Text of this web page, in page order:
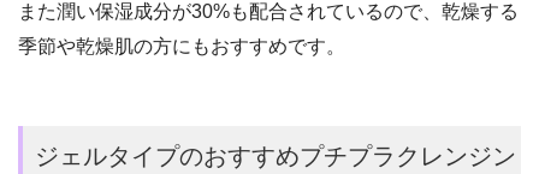
また潤い保湿成分が30%も配合されているので、乾燥する
季節や乾燥肌の方にもおすすめです。
ジェルタイプのおすすめプチプラクレンジン